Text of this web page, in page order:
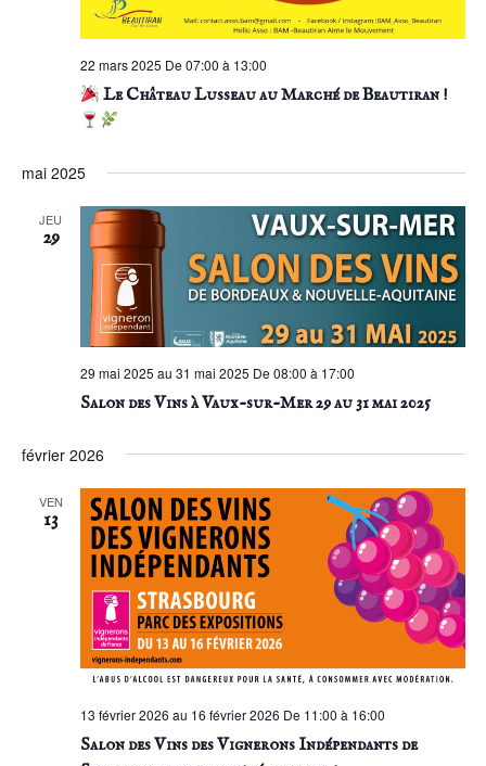
22 mars 2025 De 07:00 à 13:00
Le Château Lusseau au Marché de Beautiran !
mai 2025
JEU
29
29 mai 2025 au 31 mai 2025 De 08:00 à 17:00
Salon des Vins à Vaux-sur-Mer 29 au 31 mai 2025
février 2026
VEN
13
13 février 2026 au 16 février 2026 De 11:00 à 16:00
Salon des Vins des Vignerons Indépendants de